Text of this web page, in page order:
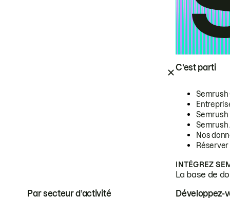
C’est parti
Semrush
Semrush
Semrush
Nos
INTÉGREZ
La base de
Par secteur d’activité Développez-